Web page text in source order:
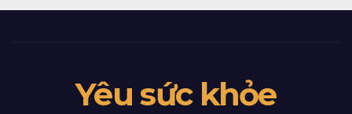
Yêu sức khỏe